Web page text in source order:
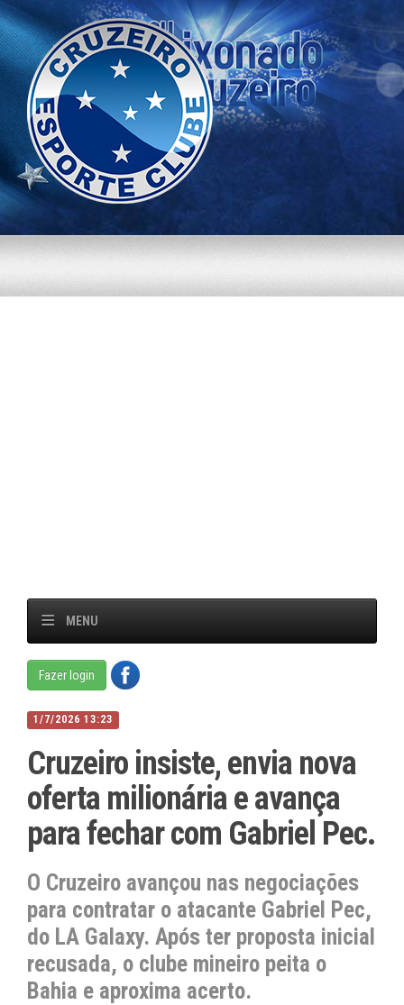
MENU
Fazer login
1/7/2026 13:23
Cruzeiro insiste, envia nova
oferta milionária e avança
para fechar com Gabriel Pec.
O Cruzeiro avançou nas negociações
para contratar o atacante Gabriel Pec,
do LA Galaxy. Após ter proposta inicial
recusada, o clube mineiro peita o
Bahia e aproxima acerto.